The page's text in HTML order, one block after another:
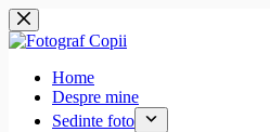
Sari
la
conținut
Home
Despre mine
Sedinte foto